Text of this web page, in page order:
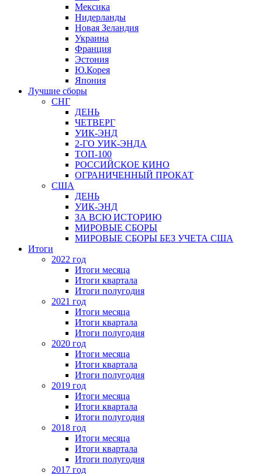
Мексика
Нидерланды
Новая Зеландия
Украина
Франция
Эстония
Ю.Корея
Япония
Лучшие сборы
СНГ
ДЕНЬ
ЧЕТВЕРГ
УИК-ЭНД
2-ГО УИК-ЭНДА
ТОП-100
РОССИЙСКОЕ КИНО
ОГРАНИЧЕННЫЙ ПРОКАТ
США
ДЕНЬ
УИК-ЭНД
ЗА ВСЮ ИСТОРИЮ
МИРОВЫЕ СБОРЫ
МИРОВЫЕ СБОРЫ БЕЗ УЧЕТА США
Итоги
2022 год
Итоги месяца
Итоги квартала
Итоги полугодия
2021 год
Итоги месяца
Итоги квартала
Итоги полугодия
2020 год
Итоги месяца
Итоги квартала
Итоги полугодия
2019 год
Итоги месяца
Итоги квартала
Итоги полугодия
2018 год
Итоги месяца
Итоги квартала
Итоги полугодия
2017 год